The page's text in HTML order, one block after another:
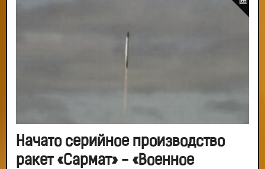
Начато серийное производство
ракет «Сармат» - «Военное